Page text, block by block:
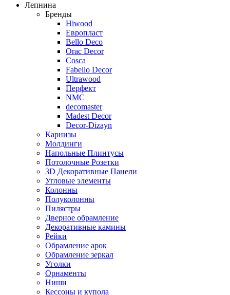
Лепнина
Бренды
Hiwood
Европласт
Bello Deco
Orac Decor
Cosca
Fabello Decor
Ultrawood
Перфект
NMC
decomaster
Madest Decor
Decor-Dizayn
Карнизы
Молдинги
Напольные Плинтусы
Потолочные Розетки
3D Декоративные Панели
Угловые элементы
Колонны
Полуколонны
Пилястры
Дверное обрамление
Декоративные камины
Рейки
Обрамление арок
Обрамление зеркал
Уголки
Орнаменты
Ниши
Кессоны и купола